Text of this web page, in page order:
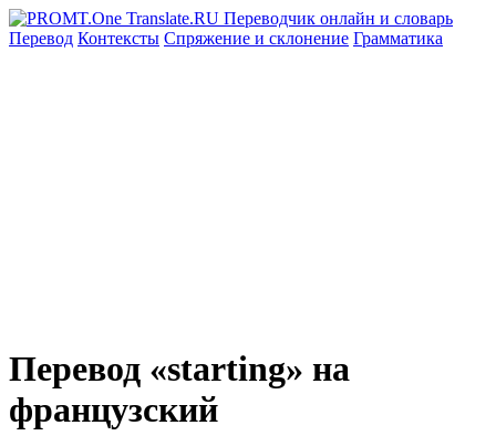
Перевод Контексты Спряжение и склонение Грамматика
Перевод «starting» на
французский